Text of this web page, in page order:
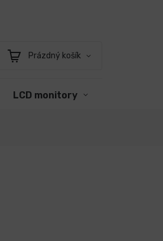
Nákupní
Prázdný košík
LCD monitory